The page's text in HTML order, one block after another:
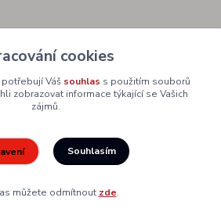
cookies
Váš souhlas s použitím souborů
zobrazovat informace týkající se Vašich
zájmů.
Souhlasím
můžete odmítnout zde.